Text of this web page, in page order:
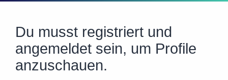
Du musst registriert und
angemeldet sein, um Profile
anzuschauen.